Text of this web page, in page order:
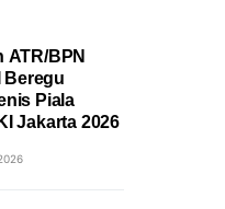
ATR/BPN
Beregu
Piala
Jakarta 2026